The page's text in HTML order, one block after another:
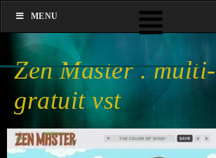
Zen Master .
gratuit vst
MENU